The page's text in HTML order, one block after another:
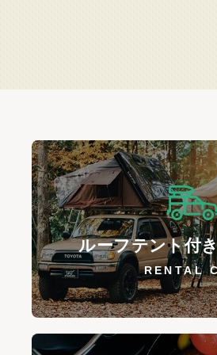
ルーフテント付
RENTAL